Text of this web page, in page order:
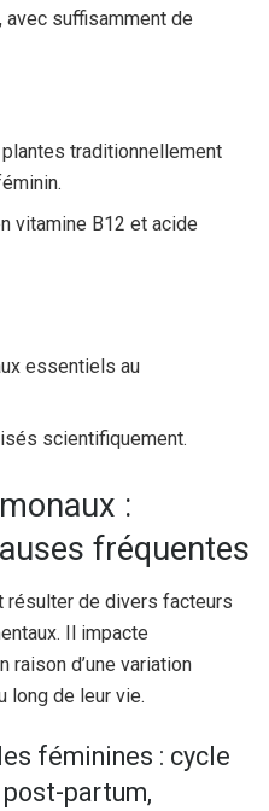
avec suffisamment de
traditionnellement
vitamine B12 et acide
essentiels au
scientifiquement.
:
fréquentes
résulter de divers facteurs
Il impacte
d’une variation
long de leur vie.
féminines : cycle
partum,